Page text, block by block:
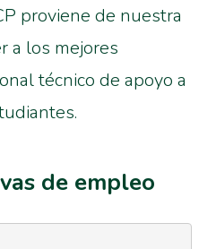
proviene de nuestra
a los mejores
técnico de apoyo a
de empleo